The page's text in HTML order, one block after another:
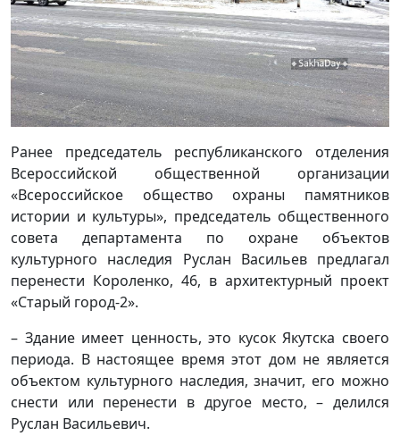
Ранее председатель республиканского отделения
Всероссийской общественной организации
«Всероссийское общество охраны памятников
истории и культуры», председатель общественного
совета департамента по охране объектов
культурного наследия Руслан Васильев предлагал
перенести Короленко, 46, в архитектурный проект
«Старый город-2».
– Здание имеет ценность, это кусок Якутска своего
периода. В настоящее время этот дом не является
объектом культурного наследия, значит, его можно
снести или перенести в другое место, – делился
Руслан Васильевич.